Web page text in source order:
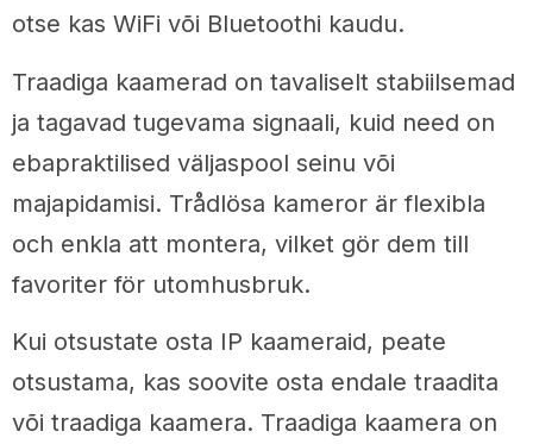
otse kas WiFi või Bluetoothi kaudu.
Traadiga kaamerad on tavaliselt stabiilsemad
ja tagavad tugevama signaali, kuid need on
ebapraktilised väljaspool seinu või
majapidamisi. Trådlösa kameror är flexibla
och enkla att montera, vilket gör dem till
favoriter för utomhusbruk.
Kui otsustate osta IP kaameraid, peate
otsustama, kas soovite osta endale traadita
või traadiga kaamera. Traadiga kaamera on